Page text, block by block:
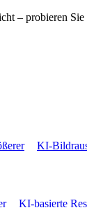
– probieren
KI-
KI-basierte